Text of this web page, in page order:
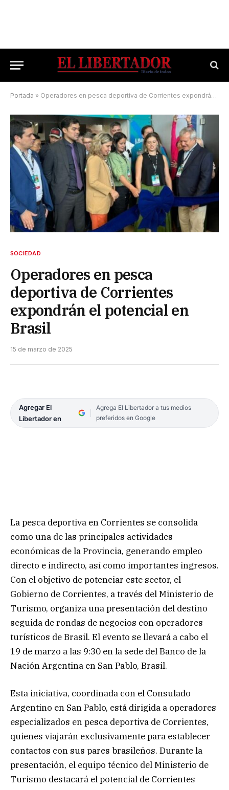
Portada » Operadores en pesca deportiva de Corrientes expondrán el potencial en Brasil
SOCIEDAD
Operadores en pesca
deportiva de Corrientes
expondrán el potencial en
Brasil
15 de marzo de 2025
Agregar El
Libertador en
Agrega El Libertador a tus medios
preferidos en Google
La pesca deportiva en Corrientes se consolida
como una de las principales actividades
económicas de la Provincia, generando empleo
directo e indirecto, así como importantes ingresos.
Con el objetivo de potenciar este sector, el
Gobierno de Corrientes, a través del Ministerio de
Turismo, organiza una presentación del destino
seguida de rondas de negocios con operadores
turísticos de Brasil. El evento se llevará a cabo el
19 de marzo a las 9:30 en la sede del Banco de la
Nación Argentina en San Pablo, Brasil.
Esta iniciativa, coordinada con el Consulado
Argentino en San Pablo, está dirigida a operadores
especializados en pesca deportiva de Corrientes,
quienes viajarán exclusivamente para establecer
contactos con sus pares brasileños. Durante la
presentación, el equipo técnico del Ministerio de
Turismo destacará el potencial de Corrientes